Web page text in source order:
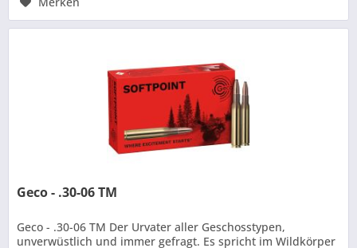
Geco - .30-06 TM
Geco - .30-06 TM Der Urvater aller Geschosstypen,
unverwüstlich und immer gefragt. Es spricht im Wildkörper